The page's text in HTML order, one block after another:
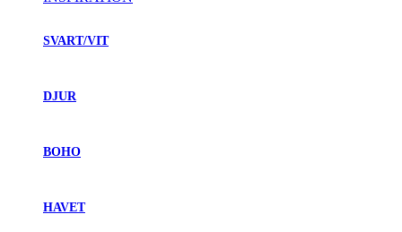
SVART/VIT
DJUR
BOHO
HAVET